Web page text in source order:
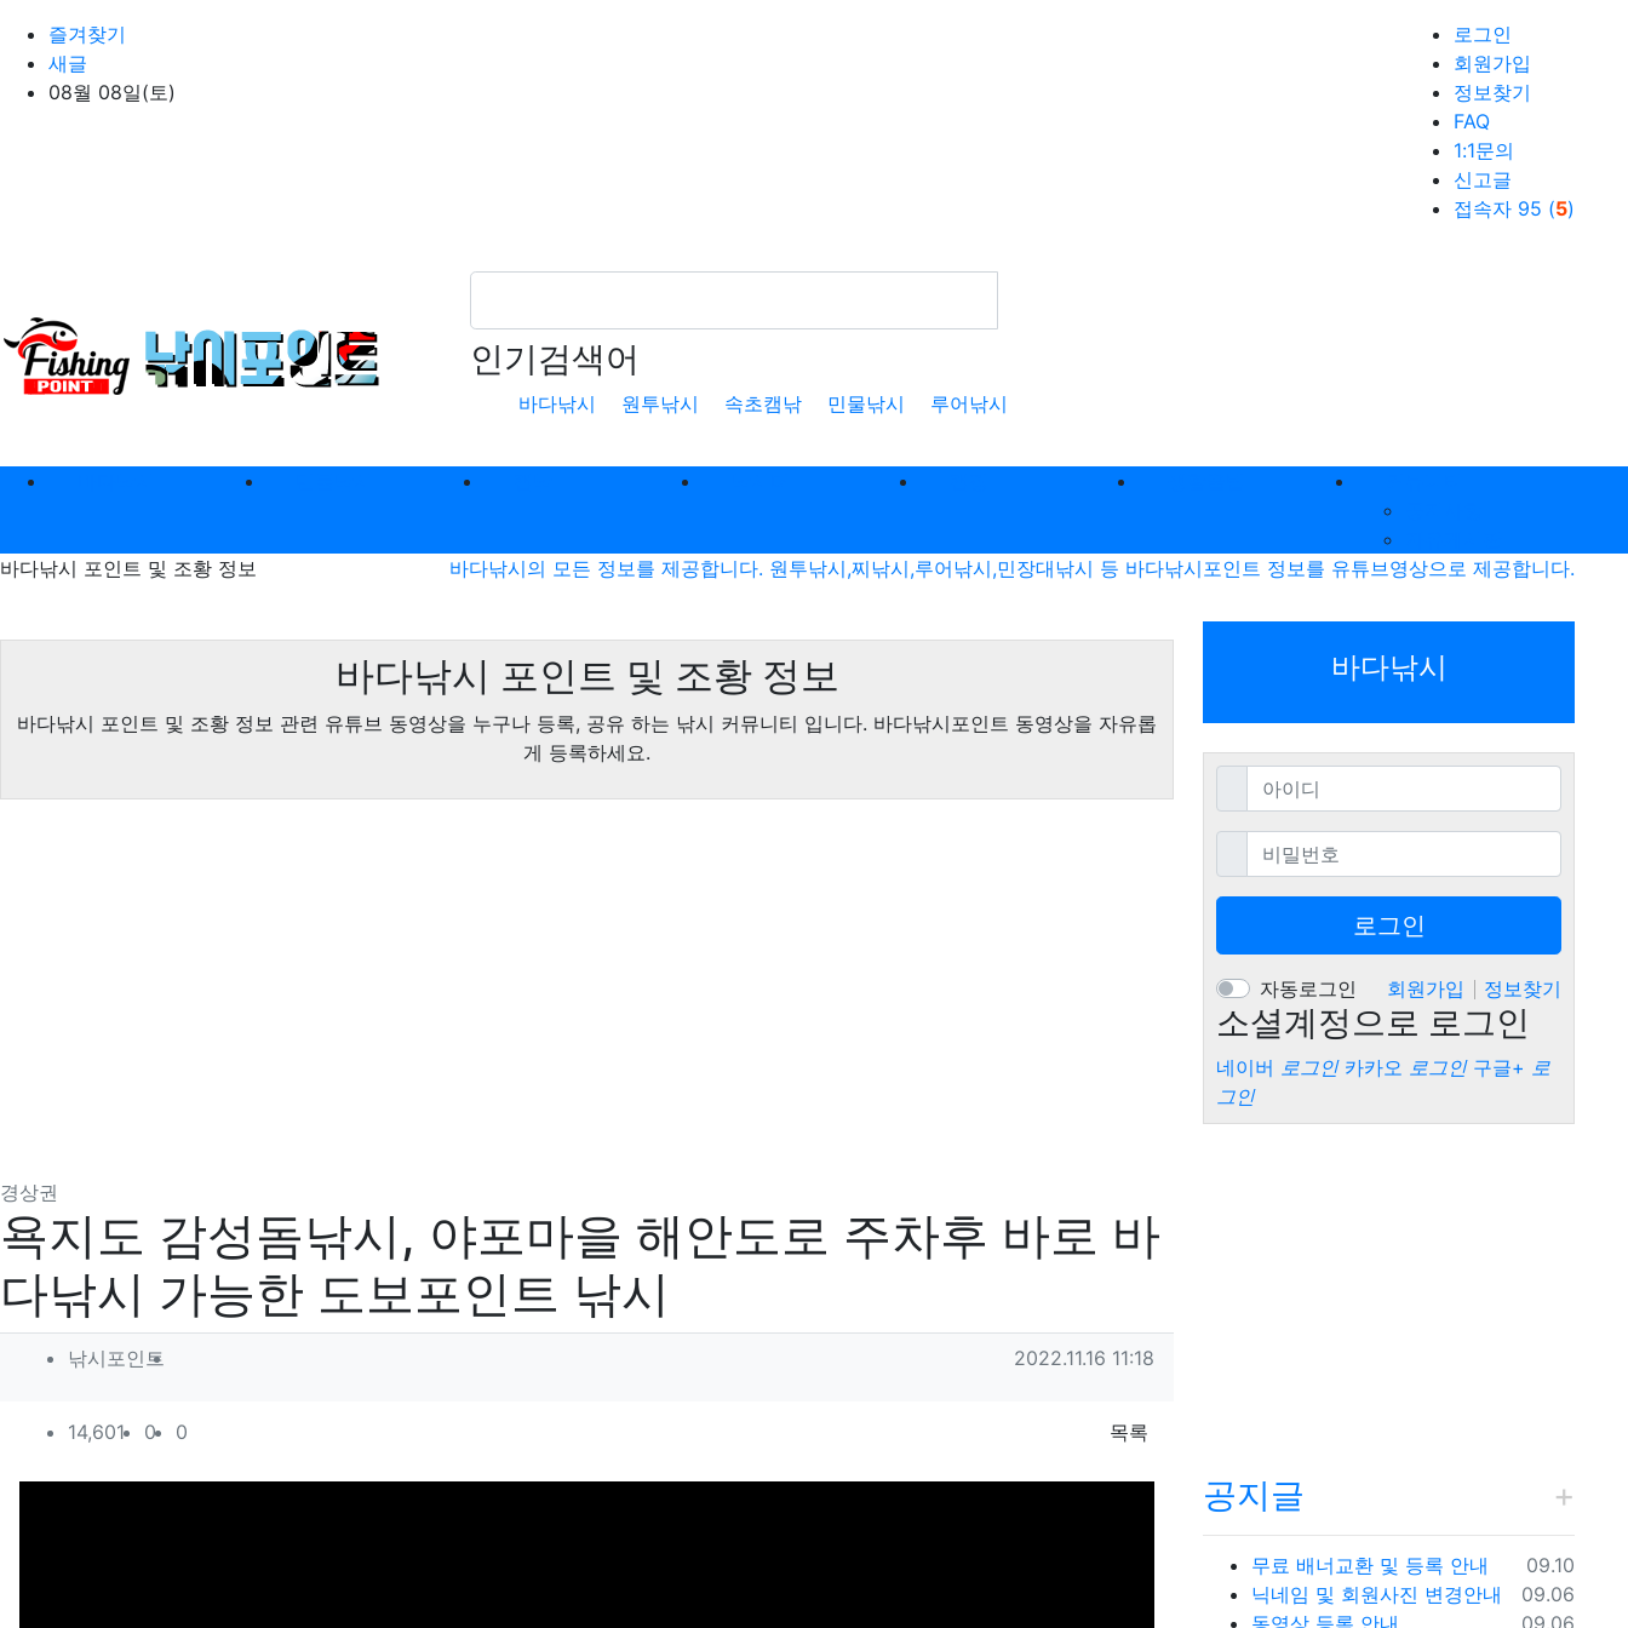
상단 네비
즐겨찾기
새글
08월 08일(토)
로그인
회원가입
정보찾기
FAQ
1:1문의
신고글
접속자 95 (5)
인기검색어
바다낚시 원투낚시 속초캠낚 민물낚시 루어낚시
메인 메뉴
바다낚시 포인트 및 조황 정보
바다낚시의 모든 정보를 제공합니다. 원투낚시,찌낚시,루어낚시,민장대낚시 등 바다낚시포인트 정보를 유튜브영상으로 제공합니다.
바다낚시 포인트 및 조황 정보
바다낚시 포인트 및 조황 정보 관련 유튜브 동영상을 누구나 등록, 공유 하는 낚시 커뮤니티 입니다. 바다낚시포인트 동영상을 자유롭
게 등록하세요.
경상권
욕지도 감성돔낚시, 야포마을 해안도로 주차후 바로 바
다낚시 가능한 도보포인트 낚시
작성자 정보
낚시포인트 작성일
2022.11.16 11:18
컨텐츠 정보
14,601조회
0추천
0 목록
바다낚시
아이디필수
비밀번호필수
로그인
자동로그인 회원가입 정보찾기
소셜계정으로 로그인
네이버 로그인 카카오 로그인 구글+ 로
그인
공지글
등록일
09.10
무료 배너교환 및 등록 안내
등록일
09.06
닉네임 및 회원사진 변경안내
등록일
09.06
동영상 등록 안내